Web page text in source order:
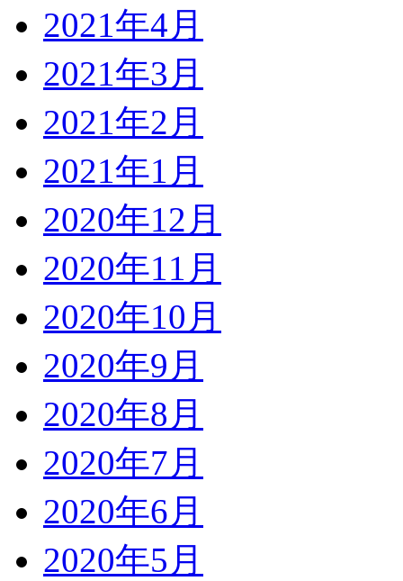
2021年4月
2021年3月
2021年2月
2021年1月
2020年12月
2020年11月
2020年10月
2020年9月
2020年8月
2020年7月
2020年6月
2020年5月